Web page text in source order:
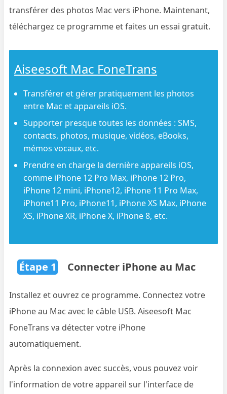
transférer des photos Mac vers iPhone. Maintenant,
téléchargez ce programme et faites un essai gratuit.
Aiseesoft Mac FoneTrans
Transférer et gérer pratiquement les photos
entre Mac et appareils iOS.
Supporter presque toutes les données : SMS,
contacts, photos, musique, vidéos, eBooks,
mémos vocaux, etc.
Prendre en charge la dernière appareils iOS,
comme iPhone 12 Pro Max, iPhone 12 Pro,
iPhone 12 mini, iPhone12, iPhone 11 Pro Max,
iPhone11 Pro, iPhone11, iPhone XS Max, iPhone
XS, iPhone XR, iPhone X, iPhone 8, etc.
Étape 1 Connecter iPhone au Mac
Installez et ouvrez ce programme. Connectez votre
iPhone au Mac avec le câble USB. Aiseesoft Mac
FoneTrans va détecter votre iPhone
automatiquement.
Après la connexion avec succès, vous pouvez voir
l'information de votre appareil sur l'interface de